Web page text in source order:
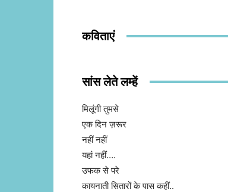
कविताएं
सांस लेते लम्हें
मिलूंगी तुमसे
एक दिन ज़रूर
नहीं नहीं
यहां नहीं….
उफक से परे
कायनाती सितारों के पास कहीं..